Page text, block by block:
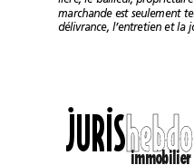
JURISh
he
eb
bd
do
o
immobilier
••